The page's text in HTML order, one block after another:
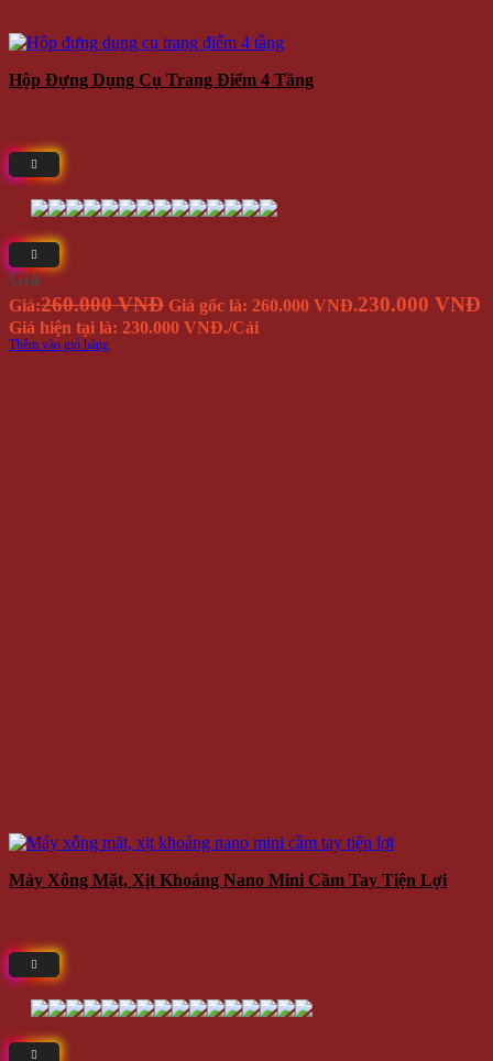
Hộp Đựng Dụng Cụ Trang Điểm 4 Tầng
Giá
Giá:260.000 VNĐ Giá gốc là: 260.000 VNĐ.230.000 VNĐ
Giá hiện tại là: 230.000 VNĐ./Cái
Thêm vào giỏ hàng
Máy Xông Mặt, Xịt Khoáng Nano Mini Cầm Tay Tiện Lợi